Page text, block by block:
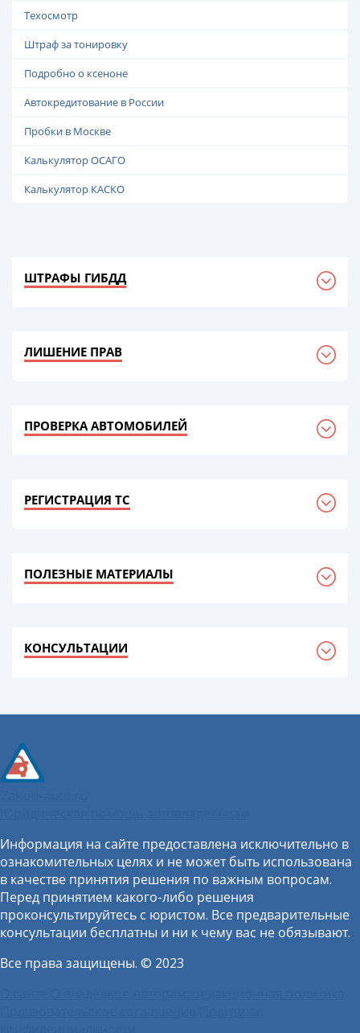
Техосмотр
Штраф за тонировку
Подробно о ксеноне
Автокредитование в России
Пробки в Москве
Калькулятор ОСАГО
Калькулятор КАСКО
ШТРАФЫ ГИБДД
ЛИШЕНИЕ ПРАВ
ПРОВЕРКА АВТОМОБИЛЕЙ
РЕГИСТРАЦИЯ ТС
ПОЛЕЗНЫЕ МАТЕРИАЛЫ
КОНСУЛЬТАЦИИ
Информация на сайте предоставлена исключительно в
ознакомительных целях и не может быть использована
в качестве принятия решения по важным вопросам.
Перед принятием какого-либо решения
проконсультируйтесь с юристом. Все предварительные
консультации бесплатны и ни к чему вас не обязывают.
Все права защищены. © 2023